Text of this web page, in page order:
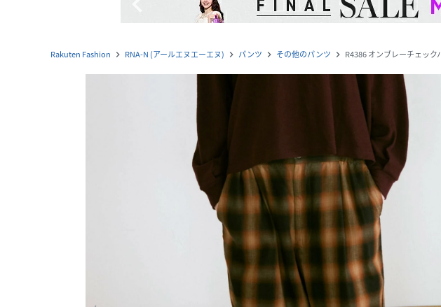
Rakuten Fashion navigate_next RNA-N (アールエヌエーエヌ) navigate_next パンツ navigate_next その他のパンツ navigate_next R4386 オンブレーチェック